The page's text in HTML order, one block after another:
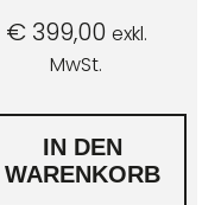
€399,00 exkl.
MwSt.
IN DEN
WARENKORB